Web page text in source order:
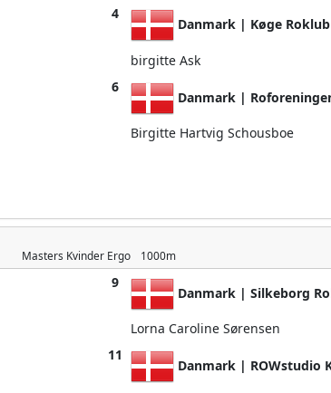
4
Danmark | Køge Roklub
birgitte Ask
6
Danmark |
Birgitte Hartvig Schousboe
Masters Kvinder Ergo 1000m
9
Danmark | Silkeborg
Lorna Caroline Sørensen
11
Danmark | ROWstudio